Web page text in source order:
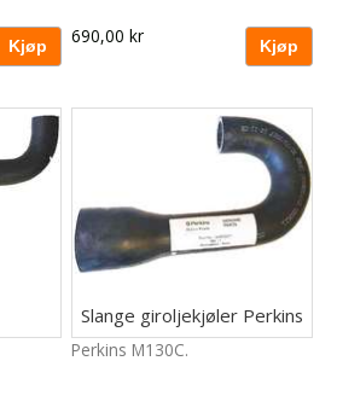
690,00 kr
Slange giroljekjøler Perkins
Perkins M130C.